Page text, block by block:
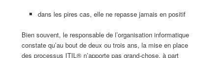
dans les pires cas, elle ne repasse jamais en positif
Bien souvent, le responsable de l’organisation informatique
constate qu’au bout de deux ou trois ans, la mise en place
des processus ITIL® n’apporte pas grand-chose, à part